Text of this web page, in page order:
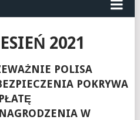
2021
POLISA
POKRYWA
W